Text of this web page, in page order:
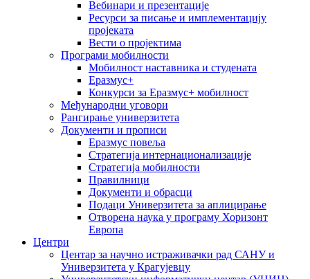
Вебинари и презентације
Ресурси за писање и имплементацију
пројеката
Вести о пројектима
Програми мобилности
Мобилност наставника и студената
Еразмус+
Конкурси за Еразмус+ мобилност
Међународни уговори
Рангирање универзитета
Документи и прописи
Еразмус повеља
Стратегија интернационализације
Стратегија мобилности
Правилници
Документи и обрасци
Подаци Универзитета за аплицирање
Отворена наука у програму Хоризонт
Европа
Центри
Центар за научно истраживачки рад САНУ и
Универзитета у Крагујевцу